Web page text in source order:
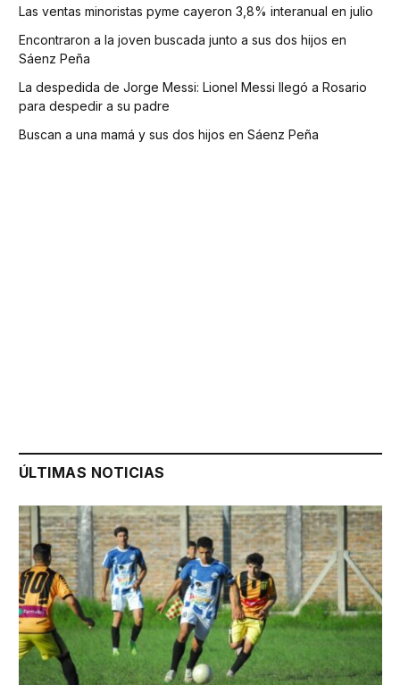
Las ventas minoristas pyme cayeron 3,8% interanual en julio
Encontraron a la joven buscada junto a sus dos hijos en
Sáenz Peña
La despedida de Jorge Messi: Lionel Messi llegó a Rosario
para despedir a su padre
Buscan a una mamá y sus dos hijos en Sáenz Peña
ÚLTIMAS NOTICIAS